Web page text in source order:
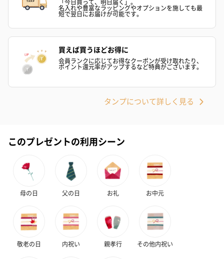
「今日買って、明日届く」。
名入れや豊富なラッピングやオプションを施しても最
短で翌日にお届けが可能です。
買えば買うほどお得に
会員ランクに応じてお得なクーポンが受け取れたり、
ポイント還元率がアップするなど特典がございます。
タンプについて詳しく見る
このプレゼントの利用シーン
母の日 父の日 お礼 お中元
敬老の日 内祝い 親孝行 その他内祝い